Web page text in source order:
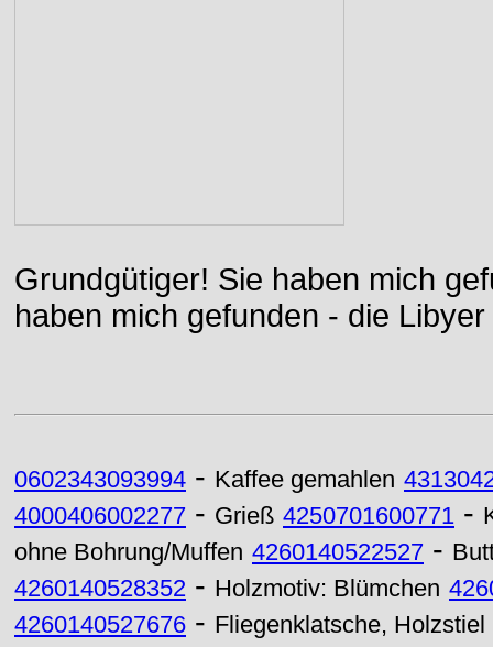
Grundgütiger! Sie haben mich
haben mich gefunden - die
0602343093994 - Kaffee gemahlen
4000406002277 - Grieß 4250701600771 -
ohne Bohrung/Muffen 4260140522527 -
4260140528352 - Holzmotiv: Blümchen
4260140527676 - Fliegenklatsche,